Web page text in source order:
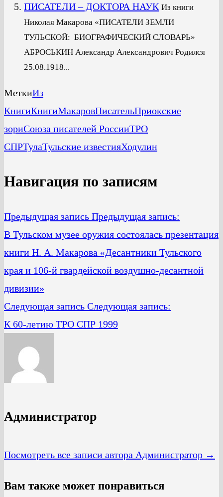
ПИСАТЕЛИ – ДОКТОРА НАУК Из книги
Николая Макарова «ПИСАТЕЛИ ЗЕМЛИ
ТУЛЬСКОЙ: БИОГРАФИЧЕСКИЙ СЛОВАРЬ»
АБРОСЬКИН Александр Александрович Родился
25.08.1918...
МеткиИз
КнигиКнигиМакаровПисательПриокские
зориСоюза писателей РоссииТРО
СПРТулаТульские известияХодулин
Навигация по записям
Предыдущая запись Предыдущая запись:
В Тульском музее оружия состоялась презентация
книги Н. А. Макарова «Десантники Тульского
края и 106-й гвардейской воздушно-десантной
дивизии»
Следующая запись Следующая запись:
К 60-летию ТРО СПР 1999
Администратор
Посмотреть все записи автора Администратор →
Вам также может понравиться